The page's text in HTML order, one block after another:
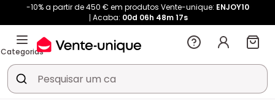
-10% a partir de 450 € em produtos Vente-unique: ENJOY10
Acaba: 00d 06h 48m16s
Categorias